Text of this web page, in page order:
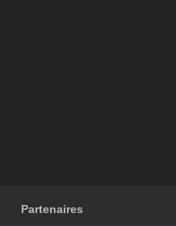
Partenaires